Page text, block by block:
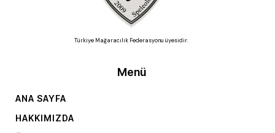
Türkiye Mağaracılık Federasyonu üyesidir.
Menü
ANA SAYFA
HAKKIMIZDA